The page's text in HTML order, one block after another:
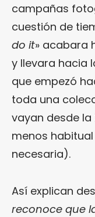
campañas
cuestión de
do it» acabara
y llevara hacia
que empezó
toda una
vayan desde la
menos
necesaria).
Así explican
reconoce que